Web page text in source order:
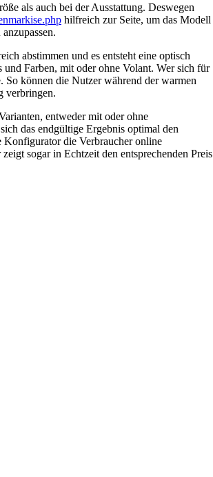
als auch bei der Ausstattung. Deswegen
hilfreich zur Seite, um das Modell
abstimmen und es entsteht eine optisch
Farben, mit oder ohne Volant. Wer sich für
So können die Nutzer während der warmen
verbringen.
entweder mit oder ohne
das endgültige Ergebnis optimal den
die Verbraucher online
sogar in Echtzeit den entsprechenden Preis